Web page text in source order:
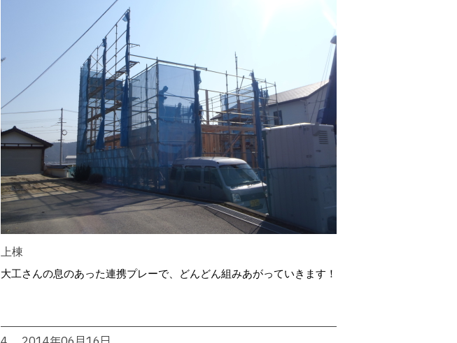
上棟
大工さんの息のあった連携プレーで、どんどん組みあがっていきます！